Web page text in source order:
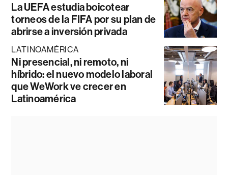
La UEFA estudia boicotear
torneos de la FIFA por su plan de
abrirse a inversión privada
LATINOAMÉRICA
Ni presencial, ni remoto, ni
híbrido: el nuevo modelo laboral
que WeWork ve crecer en
Latinoamérica